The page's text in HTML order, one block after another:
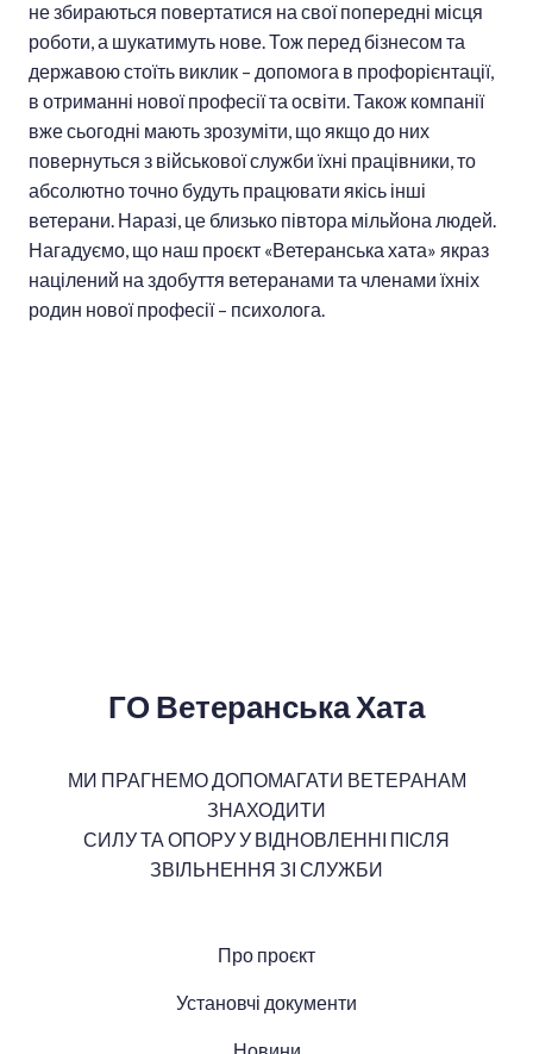
не збираються повертатися на свої попередні місця
роботи, а шукатимуть нове. Тож перед бізнесом та
державою стоїть виклик – допомога в профорієнтації,
в отриманні нової професії та освіти. Також компанії
вже сьогодні мають зрозуміти, що якщо до них
повернуться з військової служби їхні працівники, то
абсолютно точно будуть працювати якісь інші
ветерани. Наразі, це близько півтора мільйона людей.
Нагадуємо, що наш проєкт «Ветеранська хата» якраз
націлений на здобуття ветеранами та членами їхніх
родин нової професії – психолога.
ГО Ветеранська Хата
МИ ПРАГНЕМО ДОПОМАГАТИ ВЕТЕРАНАМ
ЗНАХОДИТИ
СИЛУ ТА ОПОРУ У ВІДНОВЛЕННІ ПІСЛЯ
ЗВІЛЬНЕННЯ ЗІ СЛУЖБИ
Про проєкт
Установчі документи